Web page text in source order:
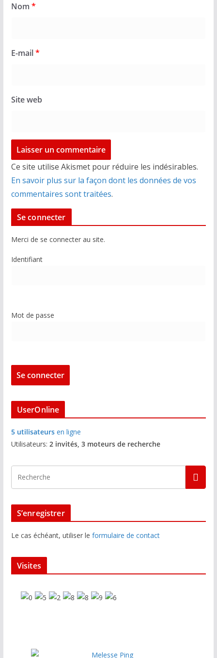
Nom *
E-mail*
Site web
Ce site utilise Akismet pour réduire les indésirables.
En savoir plus sur la façon dont les données de vos
commentaires sont traitées.
Se connecter
Merci de se connecter au site.
Identifiant
Mot de passe
UserOnline
5 utilisateursen ligne
Utilisateurs: 2 invités, 3 moteurs de recherche
S’enregistrer
Le cas échéant, utiliser le formulaire de contact
Visites